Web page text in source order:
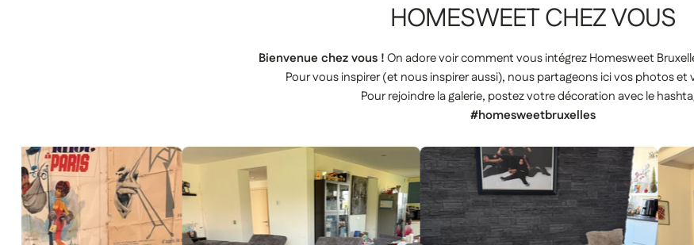
HOMESWEETCHEZVOUS
Bienvenue chez vous !On adore voir comment vous intégrez Homesweet
Pour vous inspirer (et nous inspirer aussi), nous partageons ici vos photos et
Pour rejoindre la galerie, postez votre décoration avec le
#homesweetbruxelles